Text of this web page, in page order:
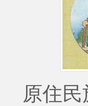
原住